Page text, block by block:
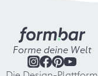
Forme deine Welt